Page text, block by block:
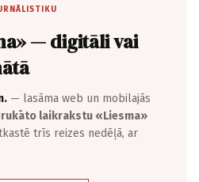
— digitāli vai
— lasāma web un mobilajās
laikrakstu «Liesma»
trīs reizes nedēļā, ar